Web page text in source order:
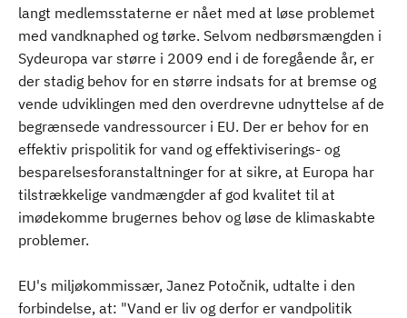
langt medlemsstaterne er nået med at løse problemet
med vandknaphed og tørke. Selvom nedbørsmængden i
Sydeuropa var større i 2009 end i de foregående år, er
der stadig behov for en større indsats for at bremse og
vende udviklingen med den overdrevne udnyttelse af de
begrænsede vandressourcer i EU. Der er behov for en
effektiv prispolitik for vand og effektiviserings- og
besparelsesforanstaltninger for at sikre, at Europa har
tilstrækkelige vandmængder af god kvalitet til at
imødekomme brugernes behov og løse de klimaskabte
problemer.
EU's miljøkommissær, Janez Potočnik, udtalte i den
forbindelse, at: "Vand er liv og derfor er vandpolitik